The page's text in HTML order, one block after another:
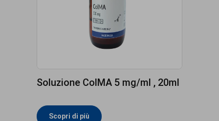
Soluzione ColMA 5 mg/ml , 20ml
Scopri di più